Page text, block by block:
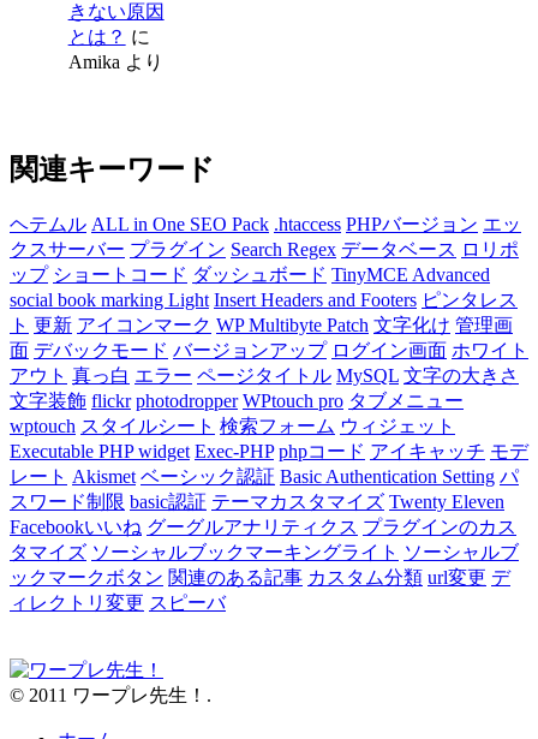
きない原因
とは？ に
Amikaより
関連キーワード
ヘテムル ALL in One SEO Pack .htaccess PHPバージョン エッ
クスサーバー プラグイン Search Regex データベース ロリポ
ップ ショートコード ダッシュボード TinyMCE Advanced
social book marking Light Insert Headers and Footers ピンタレス
ト 更新 アイコンマーク WP Multibyte Patch 文字化け 管理画
面 デバックモード バージョンアップ ログイン画面 ホワイト
アウト 真っ白 エラー ページタイトル MySQL 文字の大きさ
文字装飾 flickr photodropper WPtouch pro タブメニュー
wptouch スタイルシート 検索フォーム ウィジェット
Executable PHP widget Exec-PHP phpコード アイキャッチ モデ
レート Akismet ベーシック認証 Basic Authentication Setting パ
スワード制限 basic認証 テーマカスタマイズ Twenty Eleven
Facebookいいね グーグルアナリティクス プラグインのカス
タマイズ ソーシャルブックマーキングライト ソーシャルブ
ックマークボタン 関連のある記事 カスタム分類 url変更 デ
ィレクトリ変更 スピーバ
© 2011 ワープレ先生！.